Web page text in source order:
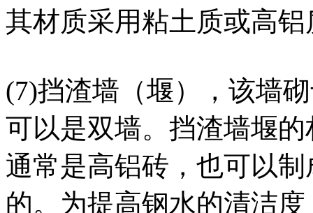
其材质采用粘土质或高
(7)挡渣墙（堰），该墙
可以是双墙。挡渣墙堰的
通常是高铝砖，也可以
的。为提高钢水的清洁